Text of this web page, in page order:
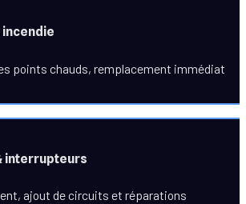
incendie
points chauds, remplacement immédiat
interrupteurs
ajout de circuits et réparations